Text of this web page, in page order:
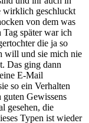
wirklich geschluckt
von dem was
später war ich
die ja so
will und sie mich nie
Das ging dann
E-Mail
so ein Verhalten
Gewissens
gesehen, die
Typen ist wieder